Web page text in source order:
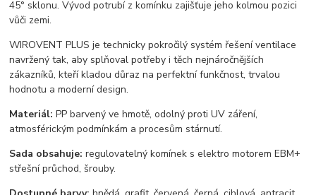
45° sklonu. Vývod potrubí z komínku zajišťuje jeho kolmou pozici
vůči zemi.
WIROVENT PLUS je technicky pokročilý systém řešení ventilace
navržený tak, aby splňoval potřeby i těch nejnáročnějších
zákazníků, kteří kladou důraz na perfektní funkčnost, trvalou
hodnotu a moderní design.
Materiál: PP barvený ve hmotě, odolný proti UV záření,
atmosférickým podmínkám a procesům stárnutí.
Sada obsahuje:regulovatelný komínek s elektro motorem EBM+
střešní průchod, šrouby.